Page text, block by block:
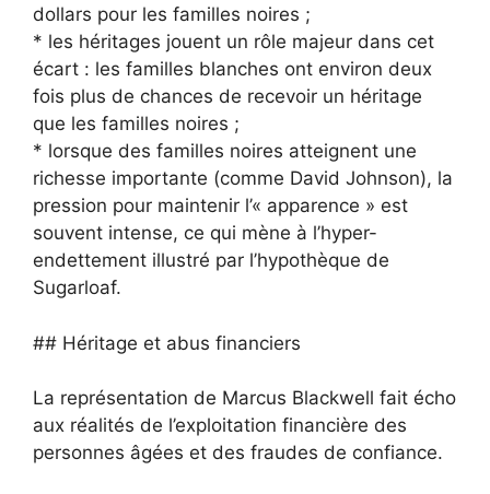
dollars pour les familles noires ;
* les héritages jouent un rôle majeur dans cet
écart : les familles blanches ont environ deux
fois plus de chances de recevoir un héritage
que les familles noires ;
* lorsque des familles noires atteignent une
richesse importante (comme David Johnson), la
pression pour maintenir l’« apparence » est
souvent intense, ce qui mène à l’hyper-
endettement illustré par l’hypothèque de
Sugarloaf.
## Héritage et abus financiers
La représentation de Marcus Blackwell fait écho
aux réalités de l’exploitation financière des
personnes âgées et des fraudes de confiance.